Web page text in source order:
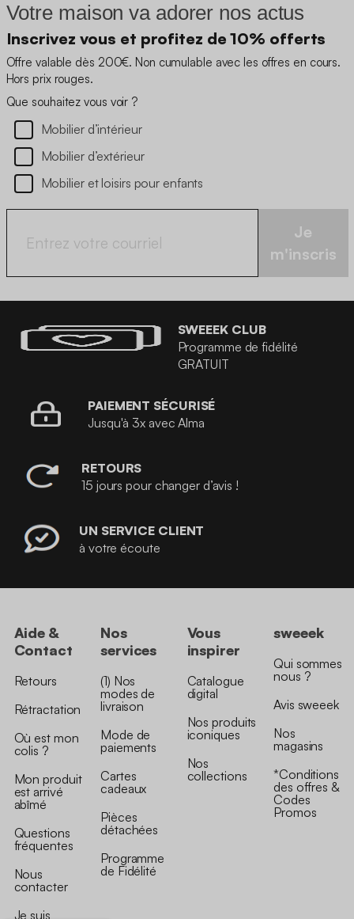
Votre maison va adorer nos actus
Inscrivez vous et profitez de 10% offerts
Offre valable dès 200€. Non cumulable avec les offres en cours.
Hors prix rouges.
Que souhaitez vous voir ?
Mobilier d’intérieur
Mobilier d’extérieur
Mobilier et loisirs pour enfants
Je
m'inscris
SWEEEK CLUB
Programme de fidélité
GRATUIT
PAIEMENT SÉCURISÉ
Jusqu'à 3x avec Alma
RETOURS
15 jours pour changer d’avis !
UN SERVICE CLIENT
à votre écoute
Aide &
Contact
Retours
Rétractation
Où est mon
colis ?
Mon produit
est arrivé
abîmé
Questions
fréquentes
Nous
contacter
Je suis
Nos
services
(1) Nos
modes de
livraison
Mode de
paiements
Cartes
cadeaux
Pièces
détachées
Programme
de Fidélité
Vous
inspirer
Catalogue
digital
Nos produits
iconiques
Nos
collections
sweeek
Qui sommes
nous ?
Avis sweeek
Nos
magasins
*Conditions
des offres &
Codes
Promos